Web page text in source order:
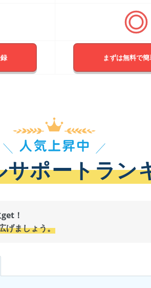
まずは無料で
ポートラン
！
げましょう。